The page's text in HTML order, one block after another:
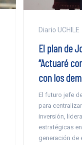
Diario UCHILE
El plan de
“Actuaré
con los
El futuro jefe
para
inversión,
estratégicas
generación de